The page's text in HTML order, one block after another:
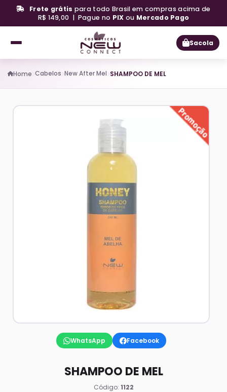
Frete grátis para todo Brasil em compras acima de
R$ 149,00 | Pague no PIX ou Mercado Pago
Sacola
Home Cabelos New After Mel SHAMPOO DE MEL
WhatsApp Facebook
SHAMPOO DE MEL
Código: 1122